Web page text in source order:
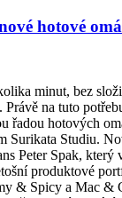
hotové
minut, bez
na tuto
řadou hotových
Surikata Studiu.
Peter Spak, který
produktové
& Spicy a Mac &